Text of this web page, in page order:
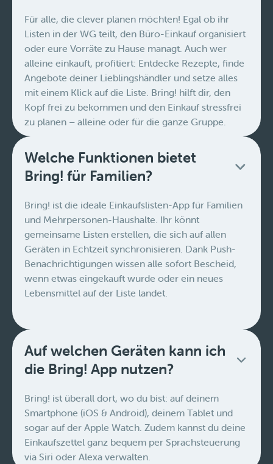
Für alle, die clever planen möchten! Egal ob ihr
Listen in der WG teilt, den Büro-Einkauf organisiert
oder eure Vorräte zu Hause managt. Auch wer
alleine einkauft, profitiert: Entdecke Rezepte, finde
Angebote deiner Lieblingshändler und setze alles
mit einem Klick auf die Liste. Bring! hilft dir, den
Kopf frei zu bekommen und den Einkauf stressfrei
zu planen – alleine oder für die ganze Gruppe.
Welche Funktionen bietet
Bring! für Familien?
Bring! ist die ideale Einkaufslisten-App für Familien
und Mehrpersonen-Haushalte. Ihr könnt
gemeinsame Listen erstellen, die sich auf allen
Geräten in Echtzeit synchronisieren. Dank Push-
Benachrichtigungen wissen alle sofort Bescheid,
wenn etwas eingekauft wurde oder ein neues
Lebensmittel auf der Liste landet.
Auf welchen Geräten kann ich
die Bring! App nutzen?
Bring! ist überall dort, wo du bist: auf deinem
Smartphone (iOS & Android), deinem Tablet und
sogar auf der Apple Watch. Zudem kannst du deine
Einkaufszettel ganz bequem per Sprachsteuerung
via Siri oder Alexa verwalten.